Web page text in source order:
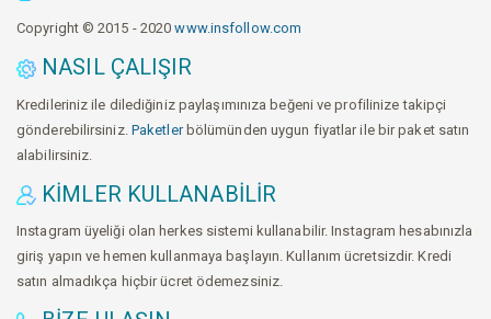
Copyright © 2015 - 2020www.insfollow.com
NASIL ÇALIŞIR
Kredileriniz ile dilediğiniz paylaşımınıza beğeni ve profilinize takipçi
gönderebilirsiniz. Paketlerbölümünden uygun fiyatlar ile bir paket satın
alabilirsiniz.
KIMLER KULLANABILIR
Instagram üyeliği olan herkes sistemi kullanabilir. Instagram hesabınızla
giriş yapın ve hemen kullanmaya başlayın. Kullanım ücretsizdir. Kredi
satın almadıkça hiçbir ücret ödemezsiniz.